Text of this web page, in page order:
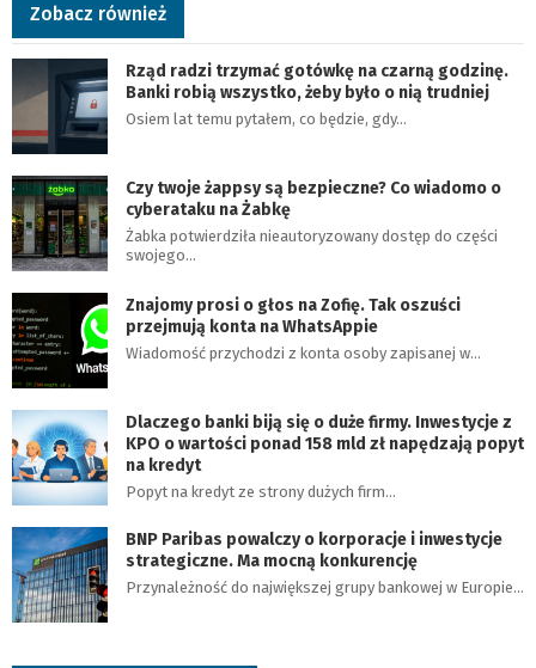
Zobacz również
Rząd radzi trzymać gotówkę na czarną godzinę.
Banki robią wszystko, żeby było o nią trudniej
Osiem lat temu pytałem, co będzie, gdy…
Czy twoje żappsy są bezpieczne? Co wiadomo o
cyberataku na Żabkę
Żabka potwierdziła nieautoryzowany dostęp do części
swojego…
Znajomy prosi o głos na Zofię. Tak oszuści
przejmują konta na WhatsAppie
Wiadomość przychodzi z konta osoby zapisanej w…
Dlaczego banki biją się o duże firmy. Inwestycje z
KPO o wartości ponad 158 mld zł napędzają popyt
na kredyt
Popyt na kredyt ze strony dużych firm…
BNP Paribas powalczy o korporacje i inwestycje
strategiczne. Ma mocną konkurencję
Przynależność do największej grupy bankowej w Europie…